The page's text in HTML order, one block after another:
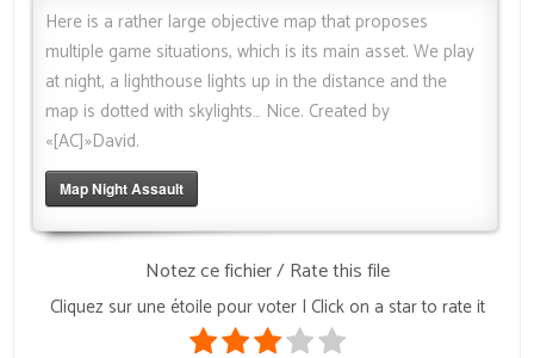
Here is a rather large objective map that proposes
multiple game situations, which is its main asset. We play
at night, a lighthouse lights up in the distance and the
map is dotted with skylights… Nice. Created by
«[AC]»David.
Map Night Assault
Notez ce fichier / Rate this file
Cliquez sur une étoile pour voter | Click on a star to rate it